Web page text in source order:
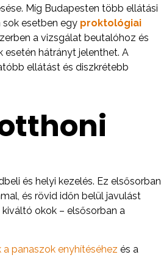
Míg Budapesten több ellátási
sok esetben egy proktológiai
a vizsgálat beutalóhoz és
hátrányt jelenthet. A
ellátást és diszkrétebb
és helyi kezelés. Ez elsősorban
és rövid időn belül javulást
okok – elsősorban a
a panaszok enyhítéséhez és a